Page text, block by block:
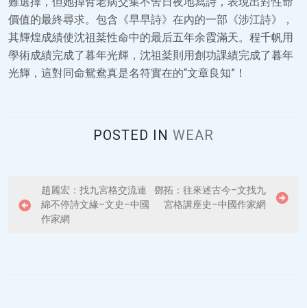
價值的最終尋求。包含《早早詩》在內的一部《涉江詩》，
其輝煌成績使沈祖棻性命中的最后五年余霞滿天。程千帆用
學術成績完成了暮年光輝，沈祖棻則用創功課績完成了暮年
光輝，這對同命鴛鴦真是名符實在的“文章良知”！
POSTED IN WEAR
o
趙麗宏：找九宮格交流連
綿不停詩文緣–文史–中國
作家網
鄧拓：往來述古今–文找九
宮格講座史–中國作家網